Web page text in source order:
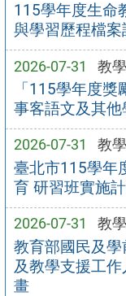
115學年度生命
與學習歷程檔
2026-07-31 教
「115學年度
事客語文及其
2026-07-31 教
臺北市115學年
育 研習班實施
2026-07-31 教
教育部國民及
及教學支援工
畫